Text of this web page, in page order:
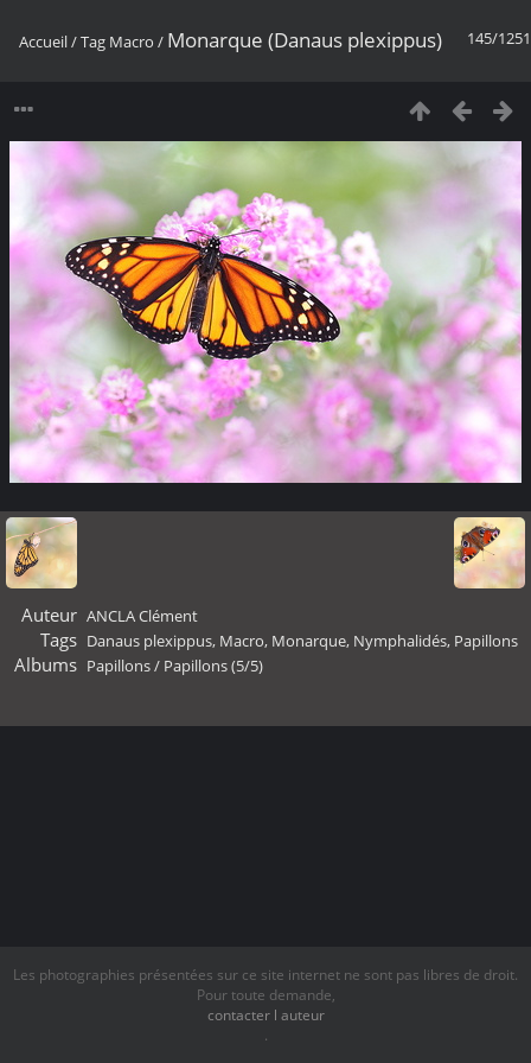
145/1251
Accueil/Tag Macro / Monarque (Danaus plexippus)
Auteur ANCLA Clément
Tags Danaus plexippus, Macro, Monarque, Nymphalidés, Papillons
Albums Papillons/ Papillons (5/5)
Les photographies présentées sur ce site internet ne sont pas libres de droit.
Pour toute demande,
contacter l auteur
.